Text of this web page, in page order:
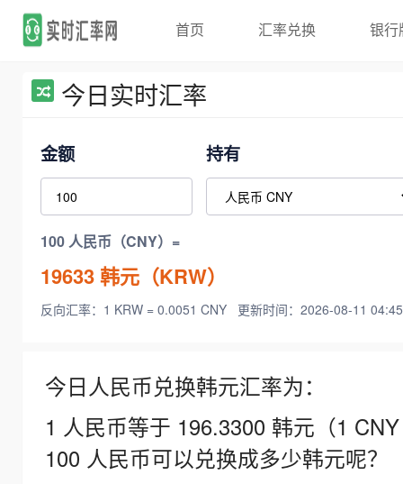
首页 汇率兑换 银行
今日实时汇率
金额 持有
100 人民币（CNY）=
19633韩元（KRW）
反向汇率：1 KRW = 0.0051 CNY 更新时间：2026-08-11
今日人民币兑换韩元汇率为：
1 人民币等于 196.3300 韩元（1
100 人民币可以兑换成多少韩元呢？